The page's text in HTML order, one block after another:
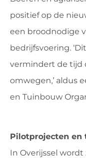
positief op de
een broodnodige
bedrijfsvoering.
vermindert de tijd
omwegen,’ aldus
en Tuinbouw
Pilotprojecten en
In Overijssel